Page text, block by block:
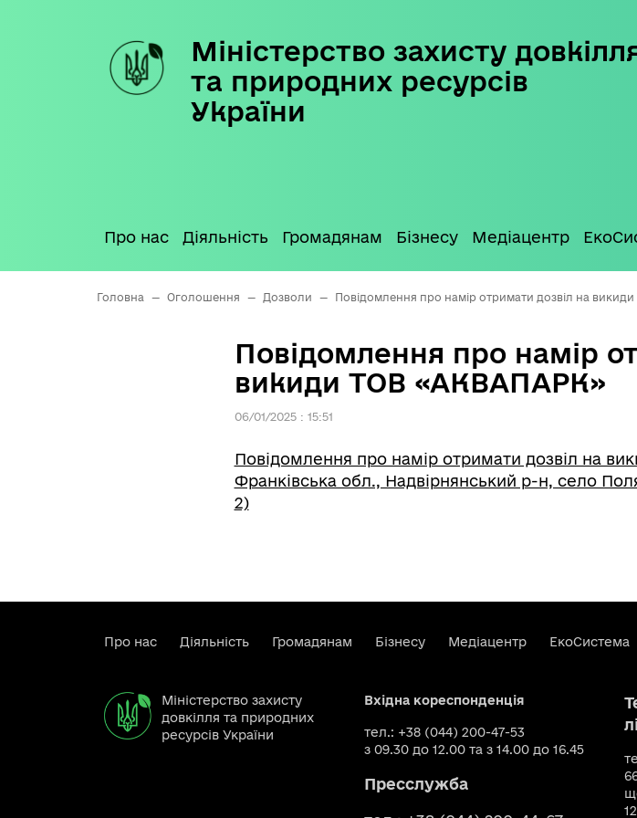
Міністерство захисту
та природних ресурсів
України
Про нас Діяльність Громадянам Бізнесу Медіацентр
Головна — Оголошення — Дозволи — Повідомлення про намір отримати дозвіл на
Повідомлення про намір
викиди ТОВ «АКВАПАРК»
06/01/2025 : 15:51
Повідомлення про намір отримати дозвіл на
Франківська обл., Надвірнянський р-н, село
2)
Про нас Діяльність Громадянам Бізнесу Медіацентр ЕкоСистема
Міністерство захисту
довкілля та природних
ресурсів України
Вхідна кореспонденція
тел.: +38 (044) 200-47-53
з 09.30 до 12.00 та з 14.00 до 16.45
Пресслужба